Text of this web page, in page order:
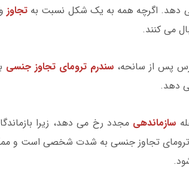
دهد. اگرچه همه به یک شکل نسبت به تجاوز
می کنند.
پس از سانحه، سندرم ترومای تجاوز جنسی
دهد.
سازماندهی مجدد رخ می دهد، زیرا
ترومای تجاوز جنسی به شدت شخصی است و